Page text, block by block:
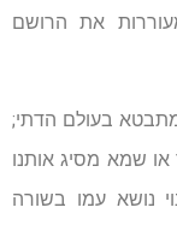
את הרושם
מתבטא בעולם הדתי;
או שמא מסיג אותנו
נושא עמו בשורה